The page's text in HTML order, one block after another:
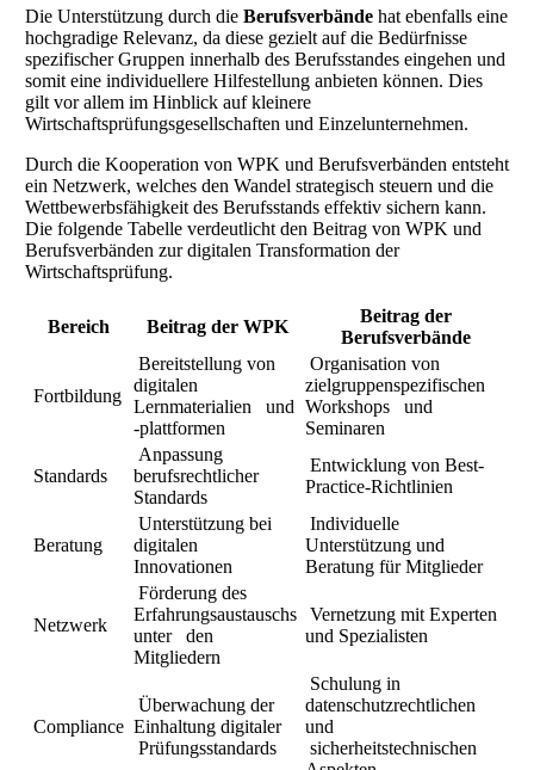
Die Unterstützung durch die Berufsverbände hat ebenfalls eine
hochgradige Relevanz, da diese gezielt auf die Bedürfnisse
spezifischer Gruppen innerhalb des Berufsstandes eingehen und
somit eine individuellere Hilfestellung anbieten können. Dies
gilt vor allem im Hinblick auf kleinere
Wirtschaftsprüfungsgesellschaften und Einzelunternehmen.
Durch die Kooperation von WPK und Berufsverbänden entsteht
ein Netzwerk, welches den Wandel strategisch steuern und die
Wettbewerbsfähigkeit des Berufsstands effektiv sichern kann.
Die folgende Tabelle verdeutlicht den Beitrag von WPK und
Berufsverbänden zur digitalen Transformation der
Wirtschaftsprüfung.
Bereich Beitrag der WPK
Beitrag der
Berufsverbände
Fortbildung
Bereitstellung von
digitalen
Lernmaterialien und
-plattformen
Organisation von
zielgruppenspezifischen
Workshops und
Seminaren
Standards
Anpassung
berufsrechtlicher
Standards
Entwicklung von Best-
Practice-Richtlinien
Beratung
Unterstützung bei
digitalen
Innovationen
Individuelle
Unterstützung und
Beratung für Mitglieder
Netzwerk
Förderung des
Erfahrungsaustauschs
unter den
Mitgliedern
Vernetzung mit Experten
und Spezialisten
Compliance
Überwachung der
Einhaltung digitaler
Prüfungsstandards
Schulung in
datenschutzrechtlichen
und
sicherheitstechnischen